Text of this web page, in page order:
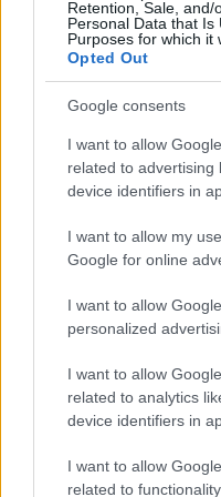
Retention, Sale, and/
Personal Data that Is
Purposes for which it
Opted Out
Google consents
I want to allow
related to advertising
device identifiers in
I want to allow my
Google for online
I want to allow
personalized
I want to allow
related to analytics
device identifiers in
I want to allow
related to
Unmute Loaded:
21.86%
Chris Pratt már
menekült
kell bizonyítania -
hanem egy
amely az Amazon
Timur Bekmambetov
A történet a közeljövő
Pratt karaktere,
megalkotni azt a
vádlottaknak, hogy
azonban ő maga
meggyilkolásának
logikus AI-bíró (akit